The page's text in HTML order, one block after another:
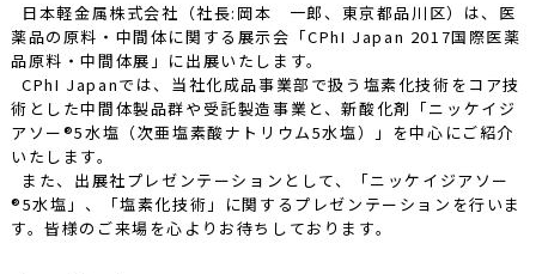
日本軽金属株式会社（社長:岡本 一郎、東京都品川区）は、医
薬品の原料・中間体に関する展示会「CPhI Japan 2017国際医薬
品原料・中間体展」に出展いたします。
CPhI Japanでは、当社化成品事業部で扱う塩素化技術をコア技
術とした中間体製品群や受託製造事業と、新酸化剤「ニッケイジ
アソー®5水塩（次亜塩素酸ナトリウム5水塩）」を中心にご紹介
いたします。
また、出展社プレゼンテーションとして、「ニッケイジアソー
®5水塩」、「塩素化技術」に関するプレゼンテーションを行いま
す。皆様のご来場を心よりお待ちしております。